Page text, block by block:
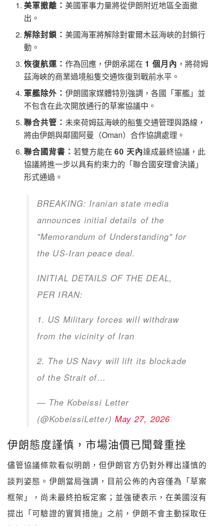
美軍撤離： 美國軍事力量將從伊朗附近地區全面撤
出。
解除封鎖： 美國海軍將解除對霍爾木茲海峽的封鎖行
動。
恢復航運：作為回應，伊朗承諾在 1 個月內 ，將荷姆
茲海峽的商業過境船隻交通恢復到戰前水平。
軍艦除外：伊朗國家媒體特別強調，各國「軍艦」並
不包含在此次開放通行的草案協議中。
聯合共管：未來荷姆茲海峽的船隻交通管理與路線，
將由伊朗與鄰國阿曼（Oman）合作協調處理。
聯合國背書：若雙方能在60 天內達成最終協議，此
協議將進一步以具有約束力的「聯合國安理會決議」
形式通過。
BREAKING: Iranian state media
announces initial details of the
"Memorandum of Understanding" for
the US-Iran peace deal.
INITIAL DETAILS OF THE DEAL,
PER IRAN:
1. US Military forces will withdraw
from the vicinity of Iran
2. The US Navy will lift its blockade
of the Strait of…
— The Kobeissi Letter
(@KobeissiLetter) May 27, 2026
伊朗態度謹慎，市場油價已聞聲重挫
儘管協議條款看似明朗，但伊朗官方仍對外釋出謹慎的
談判姿態。伊朗當局強調，目前公佈的內容僅為「草案
框架」，尚未最終拍板定案；並強硬表示，在美國沒有
提出「可驗證的實質措施」之前，伊朗不會主動採取任